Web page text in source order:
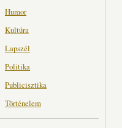
Humor
Kultúra
Lapszél
Politika
Publicisztika
Történelem